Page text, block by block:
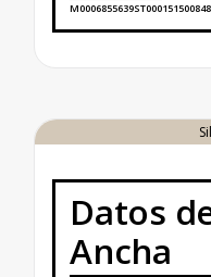
Finaliza la
Datos
Ancha